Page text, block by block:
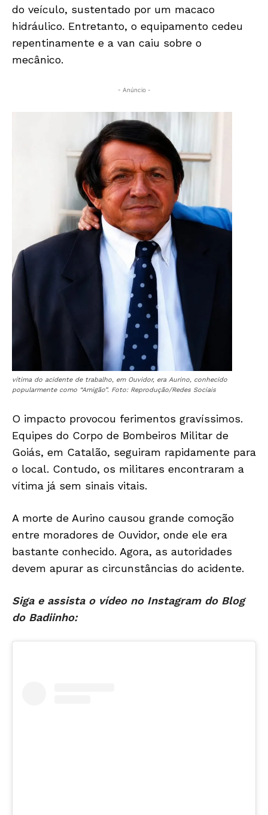
do veículo, sustentado por um macaco
hidráulico. Entretanto, o equipamento cedeu
repentinamente e a van caiu sobre o
mecânico.
- Anúncio -
vítima do acidente de trabalho, em Ouvidor, era Aurino, conhecido
popularmente como “Amigão”. Foto: Reprodução/Redes Sociais
O impacto provocou ferimentos gravíssimos.
Equipes do Corpo de Bombeiros Militar de
Goiás, em Catalão, seguiram rapidamente para
o local. Contudo, os militares encontraram a
vítima já sem sinais vitais.
A morte de Aurino causou grande comoção
entre moradores de Ouvidor, onde ele era
bastante conhecido. Agora, as autoridades
devem apurar as circunstâncias do acidente.
Siga e assista o vídeo no Instagram do Blog
do Badiinho: